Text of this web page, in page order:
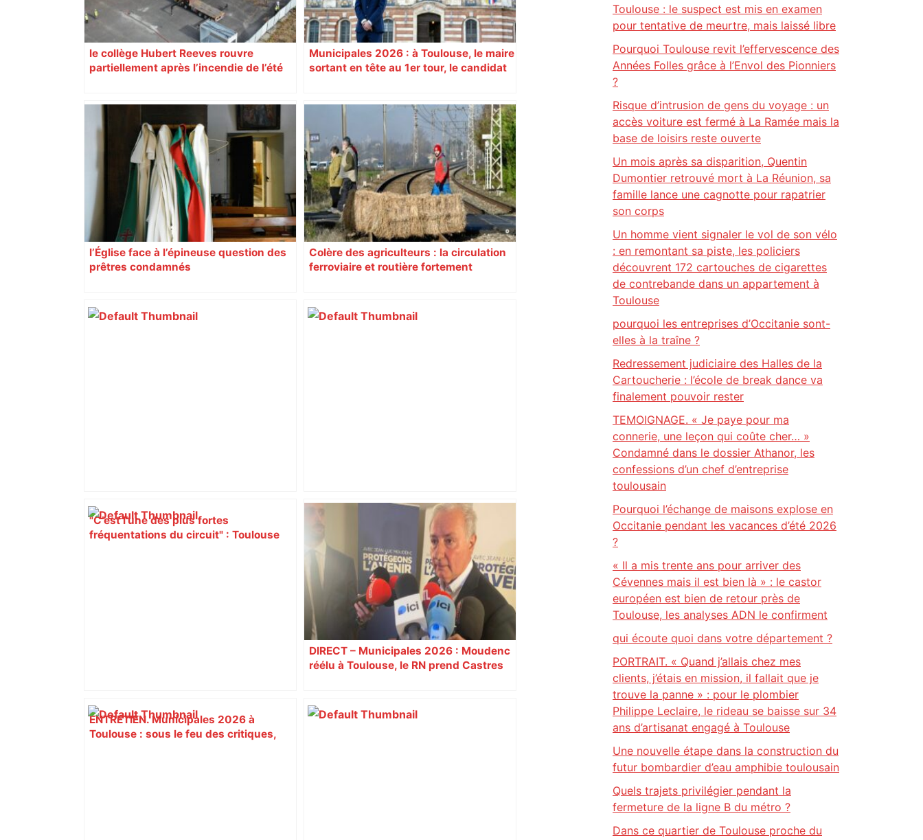
le collège Hubert Reeves rouvre
partiellement après l’incendie de l’été
Municipales 2026 : à Toulouse, le maire
sortant en tête au 1er tour, le candidat
l’Église face à l’épineuse question des
prêtres condamnés
Colère des agriculteurs : la circulation
ferroviaire et routière fortement
"C’est l’une des plus fortes
fréquentations du circuit" : Toulouse
Après la fusion avec la liste PS
Toulouse, le candidat LFI salue "une
dynamique qui nous oblige à la
responsabilité" – Franceinfo
ENTRETIEN. Municipales 2026 à
Toulouse : sous le feu des critiques,
DIRECT – Municipales 2026 : Moudenc
réélu à Toulouse, le RN prend Castres
Toulouse : le suspect est mis en examen
pour tentative de meurtre, mais laissé libre
Pourquoi Toulouse revit l’effervescence des
Années Folles grâce à l’Envol des Pionniers
?
Risque d’intrusion de gens du voyage : un
accès voiture est fermé à La Ramée mais la
base de loisirs reste ouverte
Un mois après sa disparition, Quentin
Dumontier retrouvé mort à La Réunion, sa
famille lance une cagnotte pour rapatrier
son corps
Un homme vient signaler le vol de son vélo
: en remontant sa piste, les policiers
découvrent 172 cartouches de cigarettes
de contrebande dans un appartement à
Toulouse
pourquoi les entreprises d’Occitanie sont-
elles à la traîne ?
Redressement judiciaire des Halles de la
Cartoucherie : l’école de break dance va
finalement pouvoir rester
TEMOIGNAGE. « Je paye pour ma
connerie, une leçon qui coûte cher… »
Condamné dans le dossier Athanor, les
confessions d’un chef d’entreprise
toulousain
Pourquoi l’échange de maisons explose en
Occitanie pendant les vacances d’été 2026
?
« Il a mis trente ans pour arriver des
Cévennes mais il est bien là » : le castor
européen est bien de retour près de
Toulouse, les analyses ADN le confirment
qui écoute quoi dans votre département ?
PORTRAIT. « Quand j’allais chez mes
clients, j’étais en mission, il fallait que je
trouve la panne » : pour le plombier
Philippe Leclaire, le rideau se baisse sur 34
ans d’artisanat engagé à Toulouse
Une nouvelle étape dans la construction du
futur bombardier d’eau amphibie toulousain
Quels trajets privilégier pendant la
fermeture de la ligne B du métro ?
Dans ce quartier de Toulouse proche du